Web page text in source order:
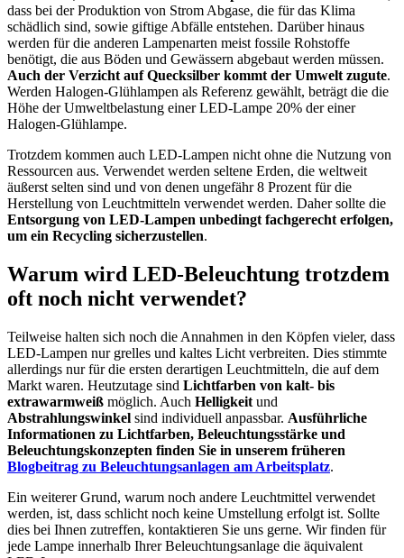
dass bei der Produktion von Strom Abgase, die für das Klima
schädlich sind, sowie giftige Abfälle entstehen. Darüber hinaus
werden für die anderen Lampenarten meist fossile Rohstoffe
benötigt, die aus Böden und Gewässern abgebaut werden müssen.
Auch der Verzicht auf Quecksilber kommt der Umwelt zugute.
Werden Halogen-Glühlampen als Referenz gewählt, beträgt die die
Höhe der Umweltbelastung einer LED-Lampe 20% der einer
Halogen-Glühlampe.
Trotzdem kommen auch LED-Lampen nicht ohne die Nutzung von
Ressourcen aus. Verwendet werden seltene Erden, die weltweit
äußerst selten sind und von denen ungefähr 8 Prozent für die
Herstellung von Leuchtmitteln verwendet werden. Daher sollte die
Entsorgung von LED-Lampen unbedingt fachgerecht erfolgen,
um ein Recycling sicherzustellen.
Warum wird LED-Beleuchtung trotzdem
oft noch nicht verwendet?
Teilweise halten sich noch die Annahmen in den Köpfen vieler, dass
LED-Lampen nur grelles und kaltes Licht verbreiten. Dies stimmte
allerdings nur für die ersten derartigen Leuchtmitteln, die auf dem
Markt waren. Heutzutage sind Lichtfarben von kalt- bis
extrawarmweiß möglich. Auch Helligkeit und
Abstrahlungswinkel sind individuell anpassbar. Ausführliche
Informationen zu Lichtfarben, Beleuchtungsstärke und
Beleuchtungskonzepten finden Sie in unserem früheren
Blogbeitrag zu Beleuchtungsanlagen am Arbeitsplatz.
Ein weiterer Grund, warum noch andere Leuchtmittel verwendet
werden, ist, dass schlicht noch keine Umstellung erfolgt ist. Sollte
dies bei Ihnen zutreffen, kontaktieren Sie uns gerne. Wir finden für
jede Lampe innerhalb Ihrer Beleuchtungsanlage die äquivalent